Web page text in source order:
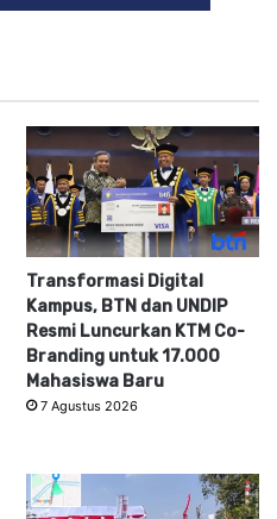
Transformasi Digital
Kampus, BTN dan UNDIP
Resmi Luncurkan KTM Co-
Branding untuk 17.000
Mahasiswa Baru
7 Agustus 2026